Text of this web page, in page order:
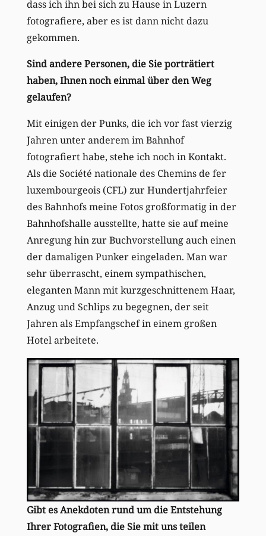
dass ich ihn bei sich zu Hause in Luzern
fotografiere, aber es ist dann nicht dazu
gekommen.
Sind andere Personen, die Sie porträtiert
haben, Ihnen noch einmal über den Weg
gelaufen?
Mit einigen der Punks, die ich vor fast vierzig
Jahren unter anderem im Bahnhof
fotografiert habe, stehe ich noch in Kontakt.
Als die Société nationale des Chemins de fer
luxembourgeois (CFL) zur Hundertjahrfeier
des Bahnhofs meine Fotos großformatig in der
Bahnhofshalle ausstellte, hatte sie auf meine
Anregung hin zur Buchvorstellung auch einen
der damaligen Punker eingeladen. Man war
sehr überrascht, einem sympathischen,
eleganten Mann mit kurzgeschnittenem Haar,
Anzug und Schlips zu begegnen, der seit
Jahren als Empfangschef in einem großen
Hotel arbeitete.
Gibt es Anekdoten rund um die Entstehung
Ihrer Fotografien, die Sie mit uns teilen